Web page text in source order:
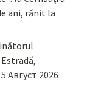
ani, rănit la
5 Август 2026